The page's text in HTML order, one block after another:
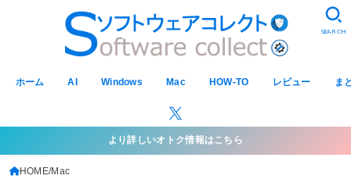
ホーム AI Windows Mac HOW-TO レビュー ま
SEARCH
より詳しいオトク情報はこちら
HOME Mac